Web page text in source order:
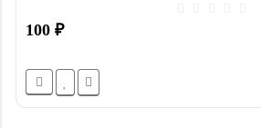
100 ₽